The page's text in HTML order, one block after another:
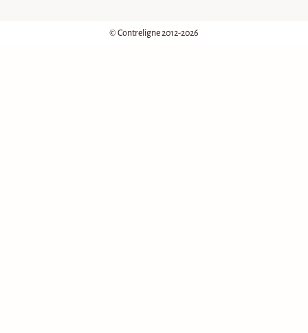
© Contreligne 2012-2026